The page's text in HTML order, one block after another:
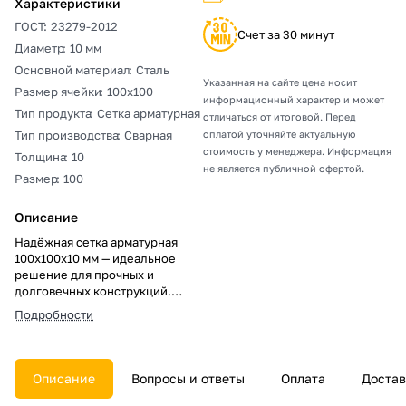
ГОСТ: 23279-2012
Диаметр: 10 мм
Основной материал: Сталь
Размер ячейки: 100х100
Тип продукта: Сетка арматурная
Тип производства: Сварная
Толщина: 10
Размер: 100
Описание
Надёжная сетка арматурная
100х100х10 мм — идеальное
решение для прочных и
долговечных конструкций.
Быстрая укладка, высокая
несущая способность и
Повышает эффективность
строительства и снижает
затраты. Выбирайте качество и
Подробности
Счет за 30 минут
Указанная на сайте цена носит
информационный характер и может
отличаться от итоговой. Перед
оплатой уточняйте актуальную
стоимость у менеджера. Информация
не является публичной офертой.
Описание Вопросы и ответы Оплата